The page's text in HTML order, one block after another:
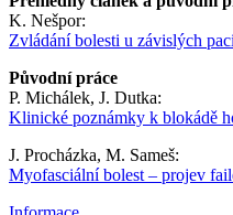
K. Nešpor:
Zvládání bolesti u závislých
Původní práce
P. Michálek, J. Dutka:
Klinické poznámky k blokádě
J. Procházka, M. Sameš:
Myofasciální bolest – projev